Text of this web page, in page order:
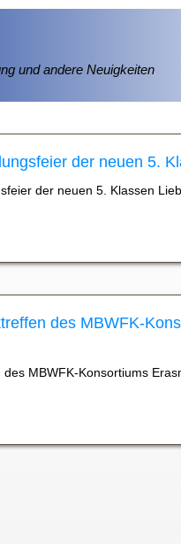
und andere Neuigkeiten
der neuen 5.
der neuen 5. Klassen
des MBWFK-
MBWFK-Konsortiums